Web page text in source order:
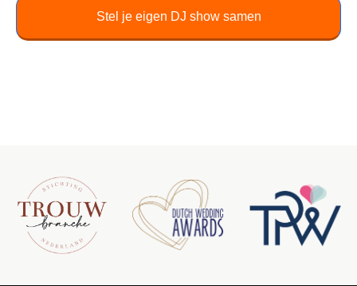
Stel je eigen DJ show samen